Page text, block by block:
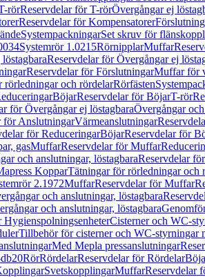
rörReservdelar för T-rörÖvergångar ej
Reservdelar för Kompensatorer
SystempackningarSet skruv för
Systemrör 1.0215RörnipplarMuffar
Reservdelar för Övergångar ej
Reservdelar för FörslutningarMuffar för
rörledningar och rördelarRörfästen
BöjarReservdelar för BöjarT-rör
för Övergångar ej löstagbaraÖvergångar
för AnslutningarVärmeanslutningar
för ReduceringarBöjarReservdelar för
gasMuffarReservdelar för Muffar
och anslutningar, löstagbaraReservdelar
KopparTätningar för rörledningar och
2.1972MuffarReservdelar för Muffar
och anslutningar, löstagbara
och anslutningar, löstagbara
HygienspolningsenheterCisterner och WC-
Tillbehör för cisterner och WC-styrningar
Med Mepla pressanslutningar
RörRördelarReservdelar för Rördelar
SvetskopplingarMuffarReservdelar